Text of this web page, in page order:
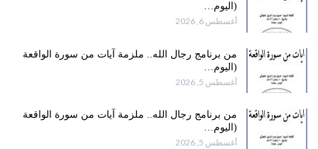
(اليوم…
أغسطس 6, 2026
من برنامج رجال الله.. ملزمة آيات من سورة الواقعة
(اليوم…
أغسطس 5, 2026
من برنامج رجال الله.. ملزمة آيات من سورة الواقعة
(اليوم…
أغسطس 5, 2026